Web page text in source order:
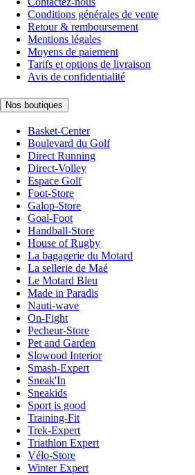
Conditions générales de vente
Retour & remboursement
Mentions légales
Moyens de paiement
Tarifs et options de livraison
Avis de confidentialité
Nos boutiques
Basket-Center
Boulevard du Golf
Direct Running
Direct-Volley
Espace Golf
Foot-Store
Galop-Store
Goal-Foot
Handball-Store
House of Rugby
La bagagerie du Motard
La sellerie de Maé
Le Motard Bleu
Made in Paradis
Nauti-wave
On-Fight
Pecheur-Store
Pet and Garden
Slowood Interior
Smash-Expert
Sneak'In
Sneakids
Sport is good
Training-Fit
Trek-Expert
Triathlon Expert
Vélo-Store
Winter Expert